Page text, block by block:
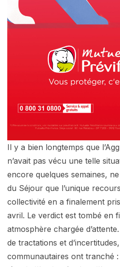
Il y a bien longtemps que
n’avait pas vécu une telle
encore quelques semaines,
du Séjour que l’unique
collectivité en a finalement
avril. Le verdict est tombé en
atmosphère chargée
de tractations et
communautaires ont tranché